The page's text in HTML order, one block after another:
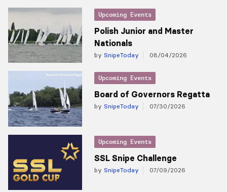
Upcoming Events
Polish Junior and Master
Nationals
by SnipeToday 08/04/2026
Upcoming Events
Board of Governors Regatta
by SnipeToday 07/30/2026
Upcoming Events
SSL Snipe Challenge
by SnipeToday 07/09/2026